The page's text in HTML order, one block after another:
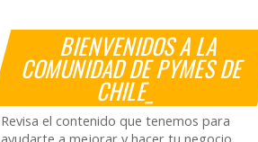
BIENVENIDOS A LA
COMUNIDAD DE PYMES DE
CHILE_
Revisa el contenido que tenemos para